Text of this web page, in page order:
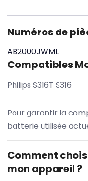
Numéros de
AB2000JWML
Compatibles
Philips S316T S316
Pour garantir la
batterie utilisée
Comment
mon appareil ?